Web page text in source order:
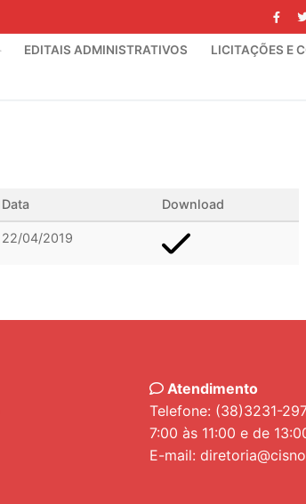
EDITAIS ADMINISTRATIVOS LICITAÇÕES E
Data Download
22/04/2019
Atendimento
Telefone: (38)3231-
7:00 às 11:00 e de
E-mail: